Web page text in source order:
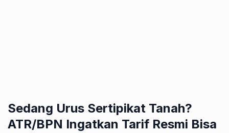
Sedang Urus Sertipikat Tanah?
ATR/BPN Ingatkan Tarif Resmi Bisa